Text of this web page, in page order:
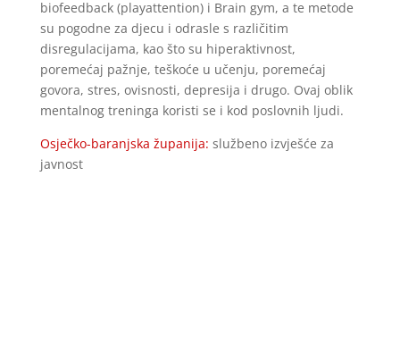
biofeedback (playattention) i Brain gym, a te metode
su pogodne za djecu i odrasle s različitim
disregulacijama, kao što su hiperaktivnost,
poremećaj pažnje, teškoće u učenju, poremećaj
govora, stres, ovisnosti, depresija i drugo. Ovaj oblik
mentalnog treninga koristi se i kod poslovnih ljudi.
Osječko-baranjska županija: službeno izvješće za
javnost